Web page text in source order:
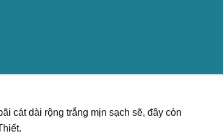
cát dài rộng trắng mịn sạch sẽ, đây còn